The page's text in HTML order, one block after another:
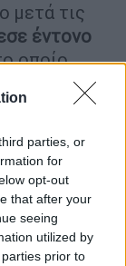
parties, or
for
opt-out
that after your
seeing
utilized by
prior to
μετά τις
έντονο
οποίο